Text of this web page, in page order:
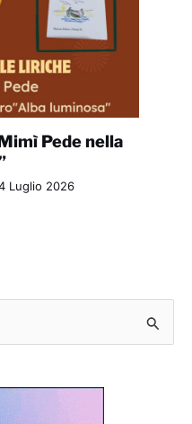
Pede nella
Luglio 2026